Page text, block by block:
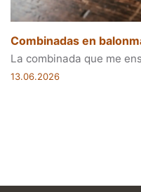
Combinadas en
La combinada que me
13.06.2026